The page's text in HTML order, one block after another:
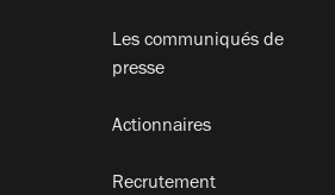
Les communiqués de
presse
Actionnaires
Recrutement